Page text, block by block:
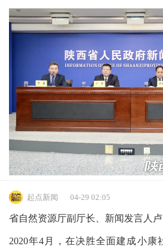
起点新闻 04-29 02:05
省自然资源厅副厅长、新闻发言人卢
2020年4月，在决胜全面建成小康